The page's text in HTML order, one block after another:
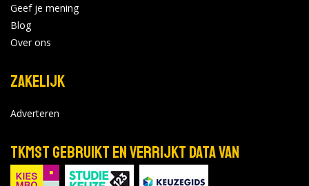
Geef je mening
Blog
Over ons
Zakelijk
Adverteren
TKMST gebruikt en verrijkt data van